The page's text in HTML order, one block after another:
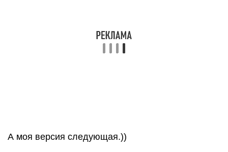
А моя версия следующая.))